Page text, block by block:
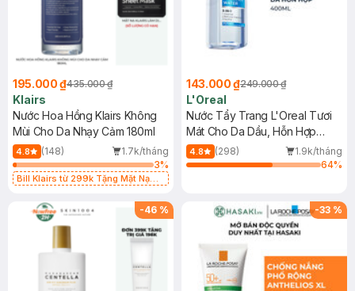
195.000 ₫435.000 ₫
Klairs
Nước Hoa Hồng Klairs Không
Mùi Cho Da Nhạy Cảm 180ml
4.8 (148)
1.7k/tháng
3%
Bill Klairs từ 299k Tặng Mặt Nạ
25ml (SL Có Hạn)
143.000 ₫249.000 ₫
L'Oreal
Nước Tẩy Trang L'Oreal Tươi
Mát Cho Da Dầu, Hỗn Hợp
400ml
4.8 (298)
1.9k/tháng
64%
-46 % -33 %